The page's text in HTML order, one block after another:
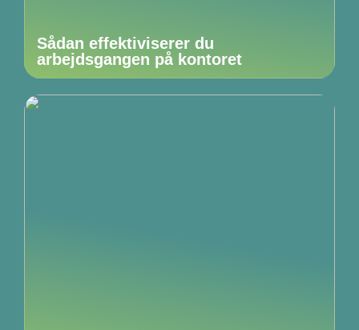
Sådan effektiviserer du
arbejdsgangen på kontoret